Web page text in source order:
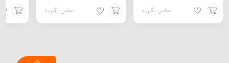
تماس بگیرید
افزودن
تماس بگیرید
افزودن
افزودن
سبد